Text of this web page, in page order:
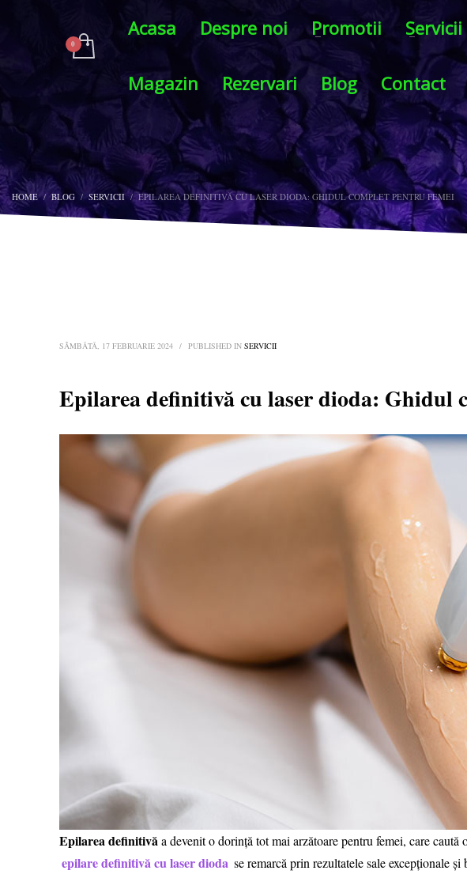
Acasa Despre noi Promotii Servicii
Magazin Rezervari Blog Contact
HOME BLOG SERVICII EPILAREA DEFINITIVĂ CU LASER DIODA: GHIDUL COMPLET PENTRU FEMEI
SÂMBĂTĂ, 17 FEBRUARIE 2024 / PUBLISHED IN SERVICII
Epilarea definitivă cu laser dioda: Ghidul
Epilarea definitivăa devenit o dorință tot mai arzătoare pentru femei, care
epilare definitivă cu laser dioda se remarcă prin rezultatele sale excepționale